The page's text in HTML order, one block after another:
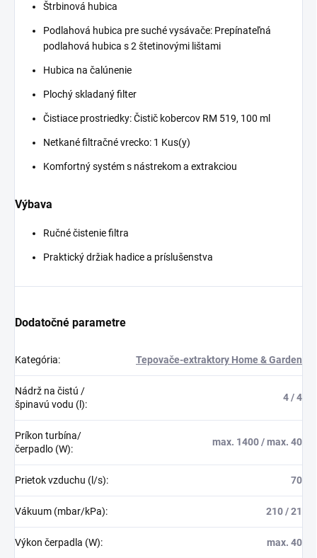
Štrbinová hubica
Podlahová hubica pre suché vysávače: Prepínateľná
podlahová hubica s 2 štetinovými lištami
Hubica na čalúnenie
Plochý skladaný filter
Čistiace prostriedky: Čistič kobercov RM 519, 100 ml
Netkané filtračné vrecko: 1 Kus(y)
Komfortný systém s nástrekom a extrakciou
Výbava
Ručné čistenie filtra
Praktický držiak hadice a príslušenstva
Dodatočné parametre
Kategória: Tepovače-extraktory Home & Garden
Nádrž na čistú /
špinavú vodu (l):
4 / 4
Príkon turbína/
čerpadlo (W):
max. 1400 / max. 40
Prietok vzduchu (l/s): 70
Vákuum (mbar/kPa): 210 / 21
Výkon čerpadla (W): max. 40